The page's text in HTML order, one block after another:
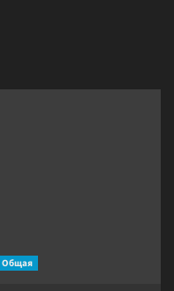
Общая